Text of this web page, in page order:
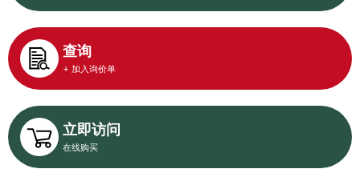
查询
+ 加入询价单
立即访问
在线购买